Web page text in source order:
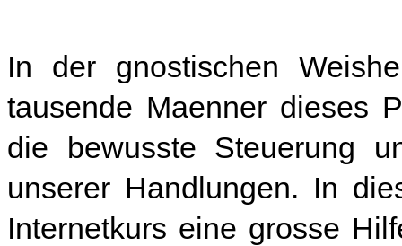
In der gnostischen
tausende Maenner dieses
die bewusste Steuerung
unserer Handlungen. In
Internetkurs eine grosse